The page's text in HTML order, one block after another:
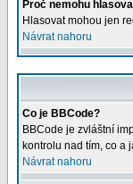
Proč nemohu
Hlasovat mohou jen
Návrat nahoru
Co je BBCode?
BBCode je zvláštní
kontrolu nad tím, co a
Návrat nahoru